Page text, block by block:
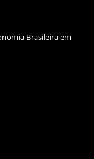
Brasileira em